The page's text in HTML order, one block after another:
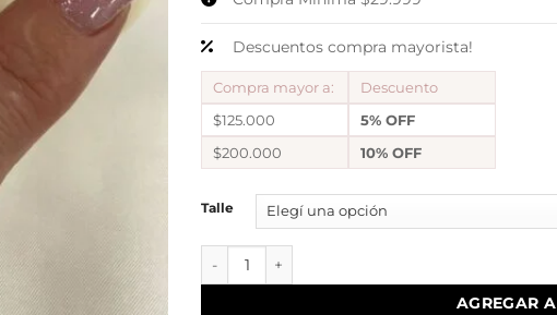
Descuentos compra mayorista!
Compra mayor a:
Descuento
$125.000
5% OFF
$200.000
10% OFF
Talle
AGREGAR